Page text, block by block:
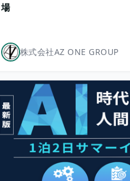
場
株式会社AZ ONE GROUP